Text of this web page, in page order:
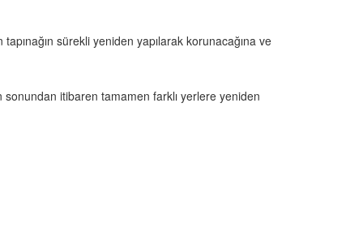
sürekli yeniden yapılarak korunacağına ve
sonundan itibaren tamamen farklı yerlere yeniden